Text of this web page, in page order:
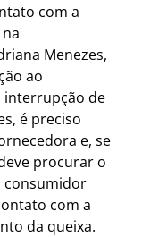
com a
Menezes,
ao
interrupção de
é preciso
e, se
procurar o
consumidor
com a
da queixa.